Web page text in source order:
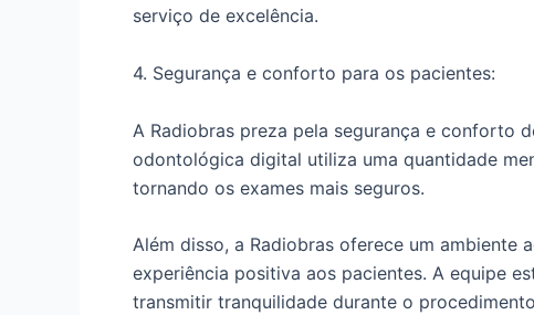
serviço de excelência.
4. Segurança e conforto para os pacientes:
A Radiobras preza pela segurança e conforto
odontológica digital utiliza uma quantidade
tornando os exames mais seguros.
Além disso, a Radiobras oferece um ambiente
experiência positiva aos pacientes. A equipe
transmitir tranquilidade durante o